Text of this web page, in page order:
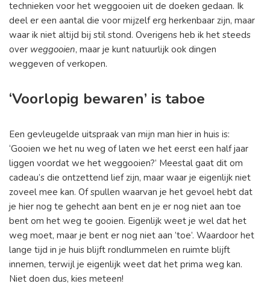
technieken voor het weggooien uit de doeken gedaan. Ik
deel er een aantal die voor mijzelf erg herkenbaar zijn, maar
waar ik niet altijd bij stil stond. Overigens heb ik het steeds
over weggooien, maar je kunt natuurlijk ook dingen
weggeven of verkopen.
‘Voorlopig bewaren’ is taboe
Een gevleugelde uitspraak van mijn man hier in huis is:
‘Gooien we het nu weg of laten we het eerst een half jaar
liggen voordat we het weggooien?’ Meestal gaat dit om
cadeau’s die ontzettend lief zijn, maar waar je eigenlijk niet
zoveel mee kan. Of spullen waarvan je het gevoel hebt dat
je hier nog te gehecht aan bent en je er nog niet aan toe
bent om het weg te gooien. Eigenlijk weet je wel dat het
weg moet, maar je bent er nog niet aan ’toe’. Waardoor het
lange tijd in je huis blijft rondlummelen en ruimte blijft
innemen, terwijl je eigenlijk weet dat het prima weg kan.
Niet doen dus, kies meteen!